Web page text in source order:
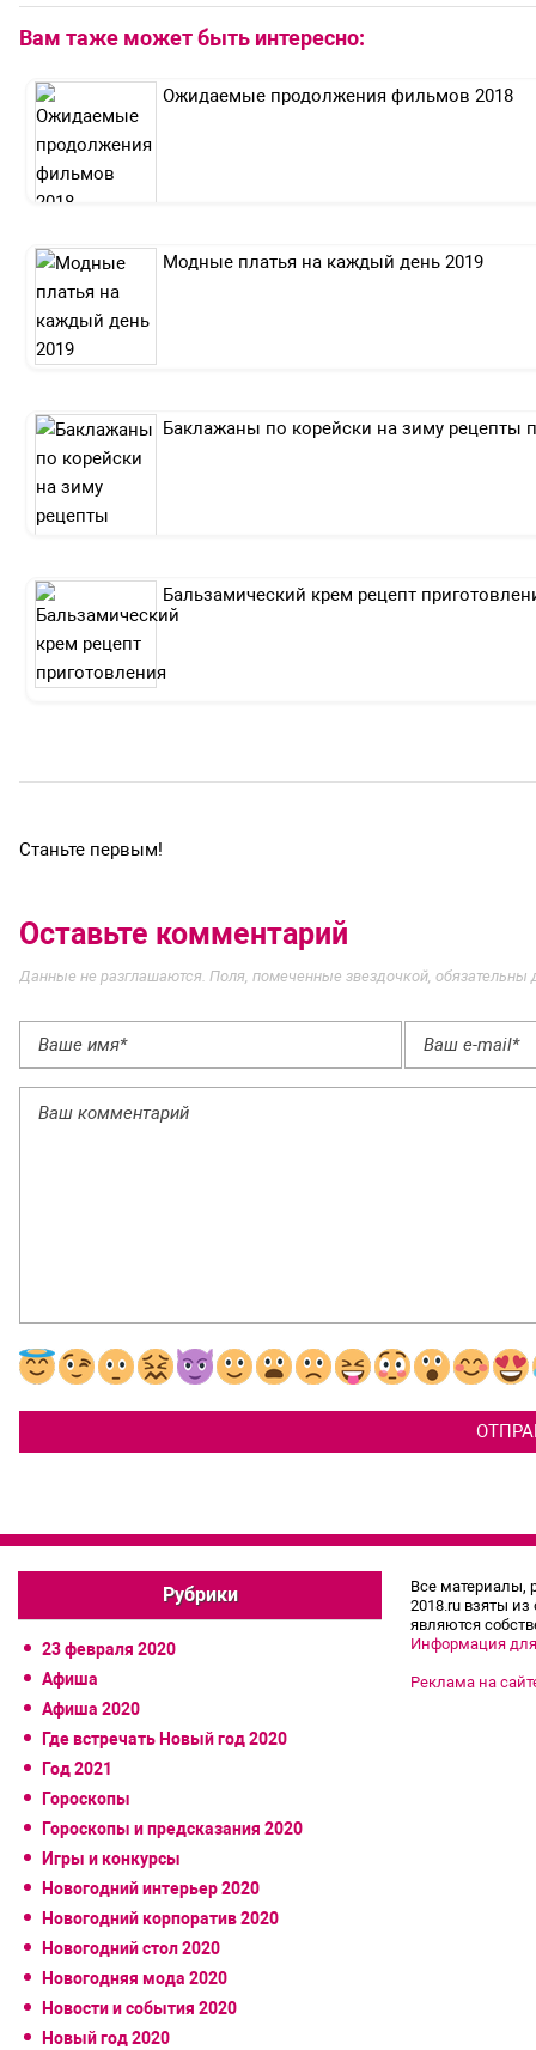
Вам таже может быть интересно:
Ожидаемые продолжения фильмов 2018
Модные платья на каждый день 2019
Баклажаны по корейски на зиму рецепты
Бальзамический крем рецепт
Станьте первым!
Оставьте комментарий
Данные не разглашаются. Поля, помеченные звездочкой, обязательны
Рубрики
23 февраля 2020
Афиша
Афиша 2020
Где встречать Новый год 2020
Год 2021
Гороскопы
Гороскопы и предсказания 2020
Игры и конкурсы
Новогодний интерьер 2020
Новогодний корпоратив 2020
Новогодний стол 2020
Новогодняя мода 2020
Новости и события 2020
Новый год 2020
Все материалы,
2018.ru взяты
являются
Информация
Реклама на